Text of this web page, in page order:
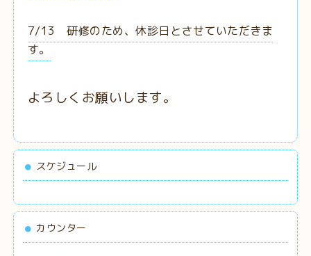
7/13 研修のため、休診日とさせていただきま
す。
よろしくお願いします。
スケジュール
カウンター